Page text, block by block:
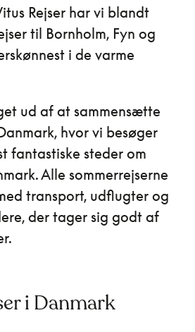
Rejser har vi blandt
til Bornholm, Fyn og
i de varme
ud af at sammensætte
hvor vi besøger
fantastiske steder om
Alle sommerrejserne
transport, udflugter og
der tager sig godt af
i Danmark